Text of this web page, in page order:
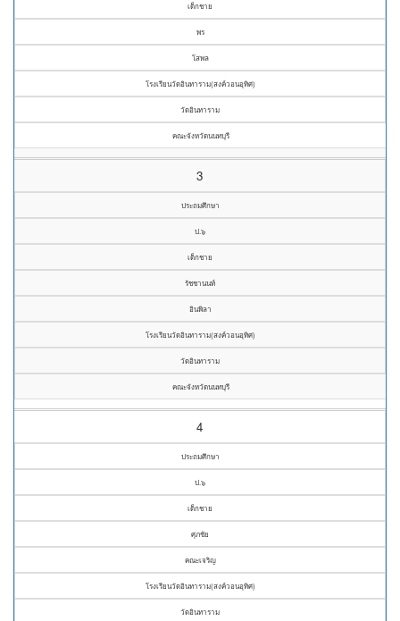
เด็กชาย
พร
โสพล
โรงเรียนวัดอินทาราม(สงค์วอนอุทิศ)
วัดอินทาราม
คณะจังหวัดนนทบุรี
3
ประถมศึกษา
ป.๖
เด็กชาย
รัชชานนท์
อินพิลา
โรงเรียนวัดอินทาราม(สงค์วอนอุทิศ)
วัดอินทาราม
คณะจังหวัดนนทบุรี
4
ประถมศึกษา
ป.๖
เด็กชาย
ศุภชัย
คณะเจริญ
โรงเรียนวัดอินทาราม(สงค์วอนอุทิศ)
วัดอินทาราม